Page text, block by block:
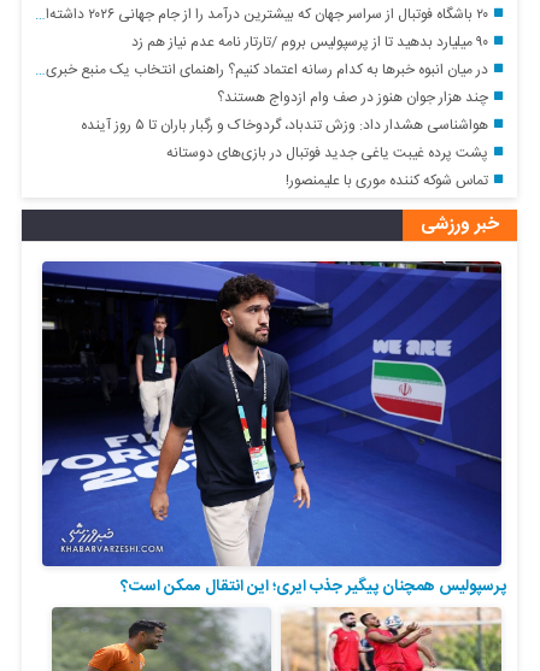
۲۰ باشگاه فوتبال از سراسر جهان که بیشترین درآمد را از جام جهانی ۲۰۲۶ داشته‌اند
۹۰ میلیارد بدهید تا از پرسپولیس بروم /تارتار نامه عدم نیاز هم زد
در میان انبوه خبرها به کدام رسانه اعتماد کنیم؟ راهنمای انتخاب یک منبع خبری معتبر
چند هزار جوان هنوز در صف وام ازدواج هستند؟
هواشناسی هشدار داد: وزش تندباد، گردوخاک و رگبار باران تا ۵ روز آینده
پشت پرده غیبت یاغی جدید فوتبال در بازی‌های دوستانه
تماس شوکه کننده موری با علیمنصور!
خبر ورزشی
پرسپولیس همچنان پیگیر جذب ایری؛ این انتقال ممکن است؟